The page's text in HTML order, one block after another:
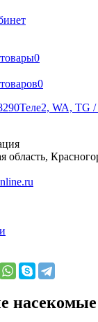
0
0
Теле2, WA, TG
область,